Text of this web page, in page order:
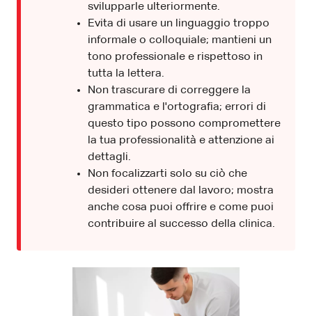
svilupparle ulteriormente.
Evita di usare un linguaggio troppo
informale o colloquiale; mantieni un
tono professionale e rispettoso in
tutta la lettera.
Non trascurare di correggere la
grammatica e l'ortografia; errori di
questo tipo possono compromettere
la tua professionalità e attenzione ai
dettagli.
Non focalizzarti solo su ciò che
desideri ottenere dal lavoro; mostra
anche cosa puoi offrire e come puoi
contribuire al successo della clinica.